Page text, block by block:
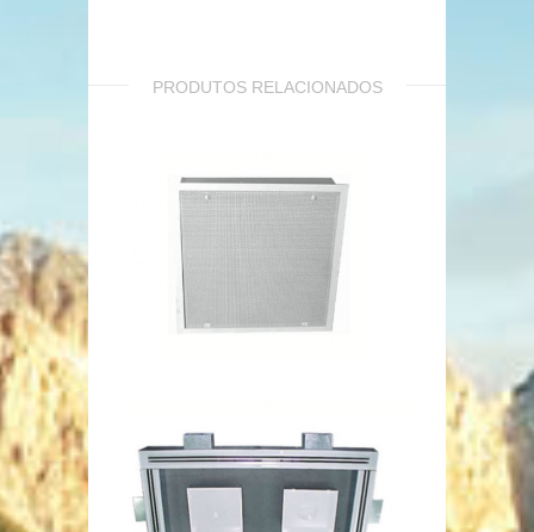
PRODUTOS RELACIONADOS
Difusor de Placa Perfurada – HDPP
Difusores
Difusor Hospitalar – HD – HOSP
Difusores